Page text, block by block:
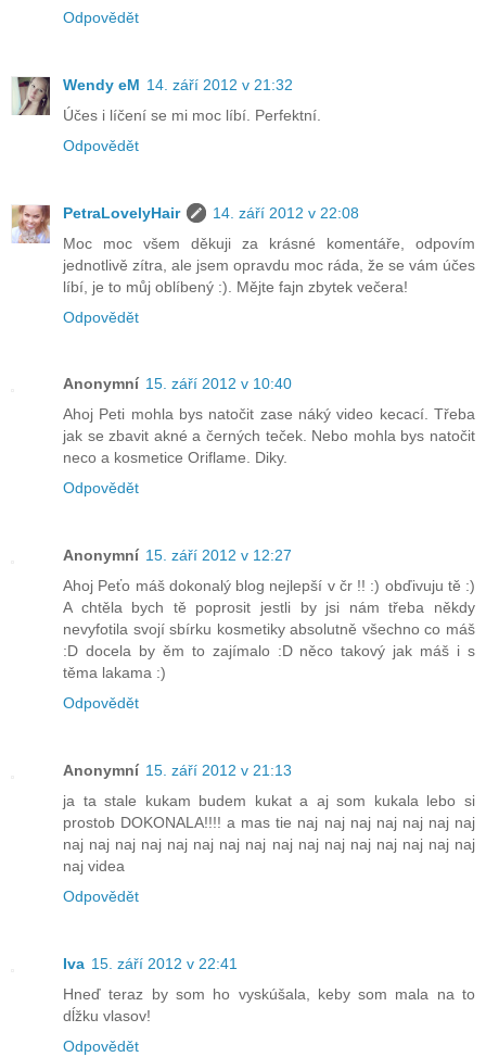
Odpovědět
Wendy eM 14. září 2012 v 21:32
Účes i líčení se mi moc líbí. Perfektní.
Odpovědět
PetraLovelyHair
14. září 2012 v 22:08
Moc moc všem děkuji za krásné komentáře, odpovím
jednotlivě zítra, ale jsem opravdu moc ráda, že se vám účes
líbí, je to můj oblíbený :). Mějte fajn zbytek večera!
Odpovědět
Anonymní 15. září 2012 v 10:40
Ahoj Peti mohla bys natočit zase náký video kecací. Třeba
jak se zbavit akné a černých teček. Nebo mohla bys natočit
neco a kosmetice Oriflame. Diky.
Odpovědět
Anonymní 15. září 2012 v 12:27
Ahoj Peťo máš dokonalý blog nejlepší v čr !! :) obďivuju tě :)
A chtěla bych tě poprosit jestli by jsi nám třeba někdy
nevyfotila svojí sbírku kosmetiky absolutně všechno co máš
:D docela by ěm to zajímalo :D něco takový jak máš i s
těma lakama :)
Odpovědět
Anonymní 15. září 2012 v 21:13
ja ta stale kukam budem kukat a aj som kukala lebo si
prostob DOKONALA!!!! a mas tie naj naj naj naj naj naj naj
naj naj naj naj naj naj naj naj naj naj naj naj naj naj naj naj
naj videa
Odpovědět
Iva 15. září 2012 v 22:41
Hneď teraz by som ho vyskúšala, keby som mala na to
dĺžku vlasov!
Odpovědět